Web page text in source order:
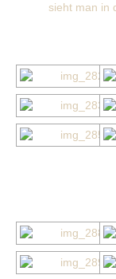
sieht man in